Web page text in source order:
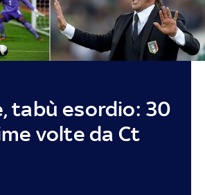
tabù esordio: 30
volte da Ct